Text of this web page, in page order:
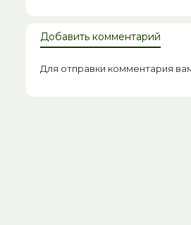
Добавить комментарий
Для отправки комментария